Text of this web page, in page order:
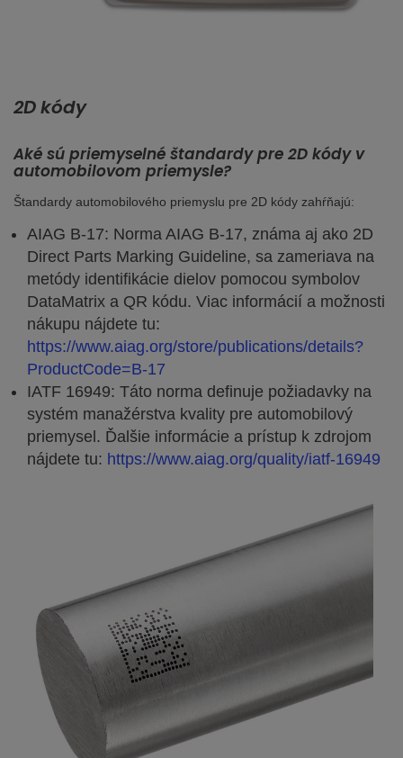
2D kódy
Aké sú priemyselné štandardy pre 2D kódy v
automobilovom priemysle?
Štandardy automobilového priemyslu pre 2D kódy zahŕňajú:
AIAG B-17: Norma AIAG B-17, známa aj ako 2D
Direct Parts Marking Guideline, sa zameriava na
metódy identifikácie dielov pomocou symbolov
DataMatrix a QR kódu. Viac informácií a možnosti
nákupu nájdete tu:
https://www.aiag.org/store/publications/details?
ProductCode=B-17
IATF 16949: Táto norma definuje požiadavky na
systém manažérstva kvality pre automobilový
priemysel. Ďalšie informácie a prístup k zdrojom
nájdete tu: https://www.aiag.org/quality/iatf-16949